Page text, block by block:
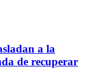
a la
de recuperar